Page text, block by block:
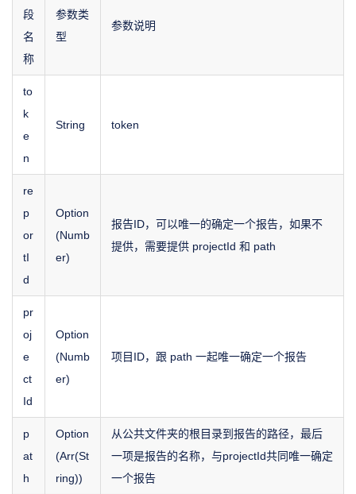
段
名
称
参数类
型
参数说明
to
k
e
n
String token
re
p
or
tI
d
Option
(Numb
er)
报告ID，可以唯一的确定一个报告，如果不
提供，需要提供 projectId 和 path
pr
oj
e
ct
Id
Option
(Numb
er)
项目ID，跟 path 一起唯一确定一个报告
p
at
h
Option
(Arr(St
ring))
从公共文件夹的根目录到报告的路径，最后
一项是报告的名称，与projectId共同唯一确定
一个报告